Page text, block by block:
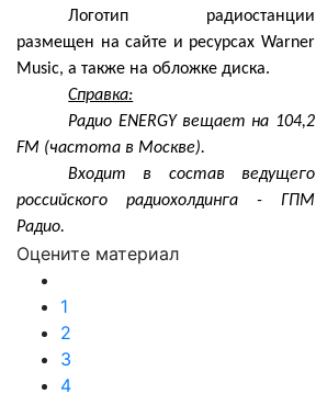
Логотип радиостанции
размещен на сайте и ресурсах Warner
Music, а также на обложке диска.
Справка:
Радио ENERGY вещает на 104,2
FM (частота в Москве).
Входит в состав ведущего
российского радиохолдинга - ГПМ
Радио.
Оцените материал
1
2
3
4